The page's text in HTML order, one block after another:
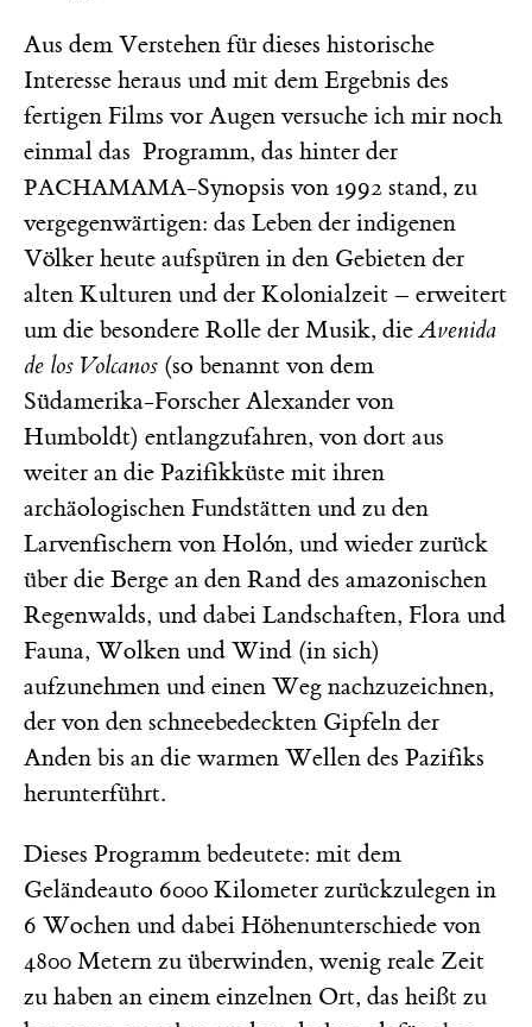
Aus dem Verstehen für dieses historische
Interesse heraus und mit dem Ergebnis des
fertigen Films vor Augen versuche ich mir noch
einmal das Programm, das hinter der
PACHAMAMA-Synopsis von 1992 stand, zu
vergegenwärtigen: das Leben der indigenen
Völker heute aufspüren in den Gebieten der
alten Kulturen und der Kolonialzeit – erweitert
um die besondere Rolle der Musik, dieAvenida
de los Volcanos (so benannt von dem
Südamerika-Forscher Alexander von
Humboldt) entlangzufahren, von dort aus
weiter an die Pazifikküste mit ihren
archäologischen Fundstätten und zu den
Larvenfischern von Holón, und wieder zurück
über die Berge an den Rand des amazonischen
Regenwalds, und dabei Landschaften, Flora und
Fauna, Wolken und Wind (in sich)
aufzunehmen und einen Weg nachzuzeichnen,
der von den schneebedeckten Gipfeln der
Anden bis an die warmen Wellen des Pazifiks
herunterführt.
Dieses Programm bedeutete: mit dem
Geländeauto 6000 Kilometer zurückzulegen in
6 Wochen und dabei Höhenunterschiede von
4800 Metern zu überwinden, wenig reale Zeit
zu haben an einem einzelnen Ort, das heißt zu